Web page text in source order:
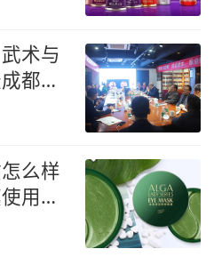
术与
都举
么样
用测